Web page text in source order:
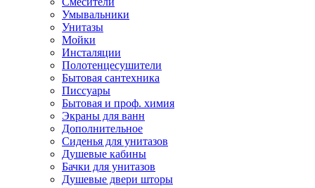
Умывальники
Унитазы
Мойки
Инсталяции
Полотенцесушители
Бытовая сантехника
Писсуары
Бытовая и проф. химия
Экраны для ванн
Дополнительное
Сиденья для унитазов
Душевые кабины
Бачки для унитазов
Душевые двери шторы